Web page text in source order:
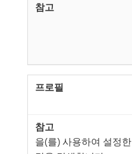
을(를) 사용하여 설정한